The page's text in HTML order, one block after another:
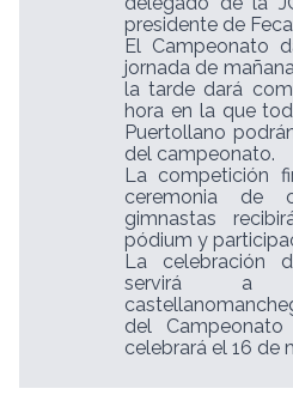
presidente de
El Campeonato
jornada de
la tarde dará
hora en la que
Puertollano
del campeonato.
La competición
ceremonia de
gimnastas
pódium y
La celebración
servirá a
del
celebrará el 16 de